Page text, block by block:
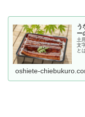
う
ー
土
文
と
oshiete-